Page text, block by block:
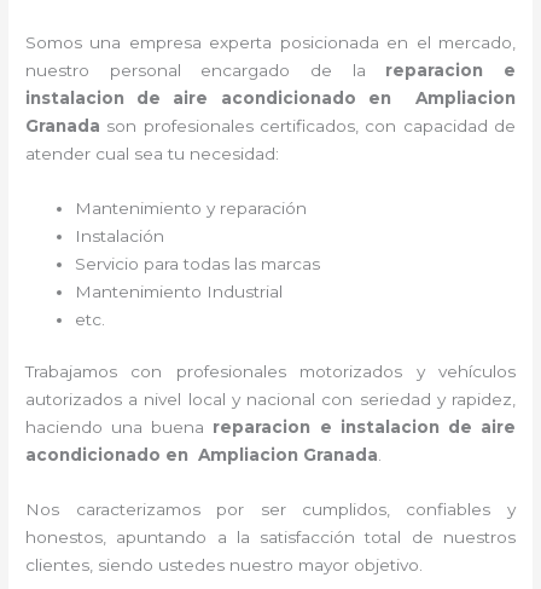
Somos una empresa experta posicionada en el mercado,
nuestro personal encargado de la reparacion e
instalacion de aire acondicionado en Ampliacion
Granada son profesionales certificados, con capacidad de
atender cual sea tu necesidad:
Mantenimiento y reparación
Instalación
Servicio para todas las marcas
Mantenimiento Industrial
etc.
Trabajamos con profesionales motorizados y vehículos
autorizados a nivel local y nacional con seriedad y rapidez,
haciendo una buena reparacion e instalacion de aire
acondicionado en Ampliacion Granada.
Nos caracterizamos por ser cumplidos, confiables y
honestos, apuntando a la satisfacción total de nuestros
clientes, siendo ustedes nuestro mayor objetivo.